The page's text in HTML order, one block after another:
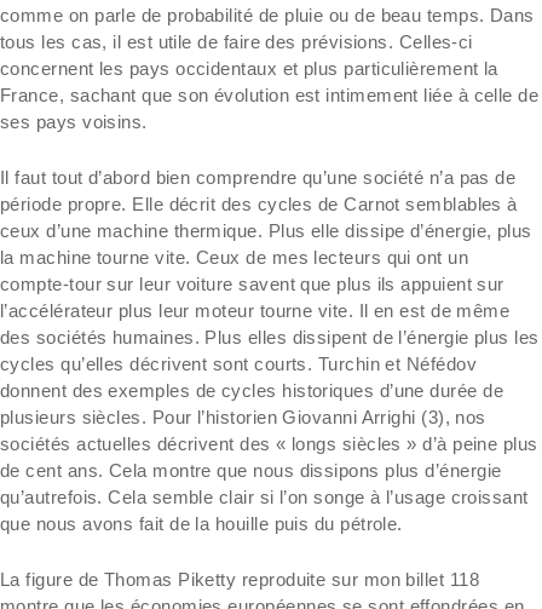
comme on parle de probabilité de pluie ou de beau temps. Dans
tous les cas, il est utile de faire des prévisions. Celles-ci
concernent les pays occidentaux et plus particulièrement la
France, sachant que son évolution est intimement liée à celle de
ses pays voisins.
Il faut tout d’abord bien comprendre qu’une société n’a pas de
période propre. Elle décrit des cycles de Carnot semblables à
ceux d’une machine thermique. Plus elle dissipe d’énergie, plus
la machine tourne vite. Ceux de mes lecteurs qui ont un
compte-tour sur leur voiture savent que plus ils appuient sur
l’accélérateur plus leur moteur tourne vite. Il en est de même
des sociétés humaines. Plus elles dissipent de l’énergie plus les
cycles qu’elles décrivent sont courts. Turchin et Néfédov
donnent des exemples de cycles historiques d’une durée de
plusieurs siècles. Pour l’historien Giovanni Arrighi (3), nos
sociétés actuelles décrivent des « longs siècles » d’à peine plus
de cent ans. Cela montre que nous dissipons plus d’énergie
qu’autrefois. Cela semble clair si l’on songe à l’usage croissant
que nous avons fait de la houille puis du pétrole.
La figure de Thomas Piketty reproduite sur mon billet 118